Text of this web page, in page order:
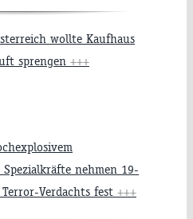
wollte Kaufhaus
sprengen +++
nehmen 19-
Verdachts fest +++